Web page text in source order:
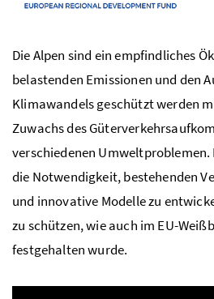
Die Alpen sind ein empfindliches
belastenden Emissionen und den
Klimawandels geschützt werden
Zuwachs des
verschiedenen Umweltproblemen.
die Notwendigkeit, bestehenden
und innovative Modelle zu
zu schützen, wie auch im EU-
festgehalten wurde.